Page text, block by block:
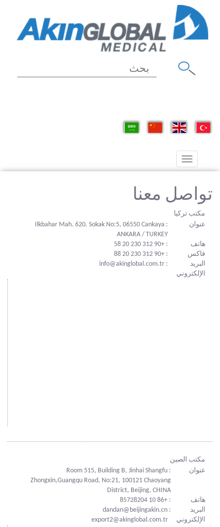
Toggle
navigation
تواصل معنا
مكتب تركيا
عنوان
: Ilkbahar Mah. 620. Sokak No:5, 06550 Cankaya
ANKARA / TURKEY
هاتف
: +90 312 230 20 58
فاكس
: +90 312 230 20 88
البريد
الإلكتروني
: info@akinglobal.com.tr
مكتب الصين
عنوان
: Room 515, Building B, Jinhai Shangfu
Zhongxin,Guangqu Road, No:21, 100121 Chaoyang
District, Beijing, CHINA
هاتف
: +86 10 85728204
البريد
الإلكتروني
: dandan@beijingakin.cn